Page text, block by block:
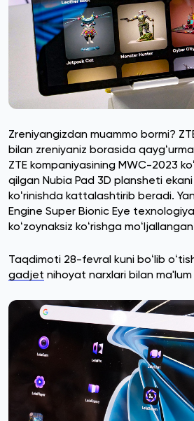
Zreniyangizdan muammo bormi?
bilan zreniyaniz borasida
ZTE kompaniyasining MWC-2023
qilgan Nubia Pad 3D plansheti
koʻrinishda kattalashtirib beradi.
Engine Super Bionic Eye
koʻzoynaksiz koʻrishga
Taqdimoti 28-fevral kuni boʻlib
gadjet nihoyat narxlari bilan ma'lum